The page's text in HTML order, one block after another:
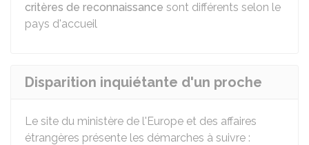
critères de reconnaissance sont différents selon le
pays d'accueil
Disparition inquiétante d'un proche
Le site du ministère de l'Europe et des affaires
étrangères présente les démarches à suivre :